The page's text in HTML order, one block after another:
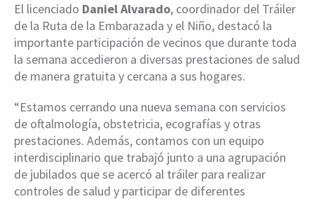
El licenciado Daniel Alvarado, coordinador del Tráiler
de la Ruta de la Embarazada y el Niño, destacó la
importante participación de vecinos que durante toda
la semana accedieron a diversas prestaciones de salud
de manera gratuita y cercana a sus hogares.
“Estamos cerrando una nueva semana con servicios
de oftalmología, obstetricia, ecografías y otras
prestaciones. Además, contamos con un equipo
interdisciplinario que trabajó junto a una agrupación
de jubilados que se acercó al tráiler para realizar
controles de salud y participar de diferentes